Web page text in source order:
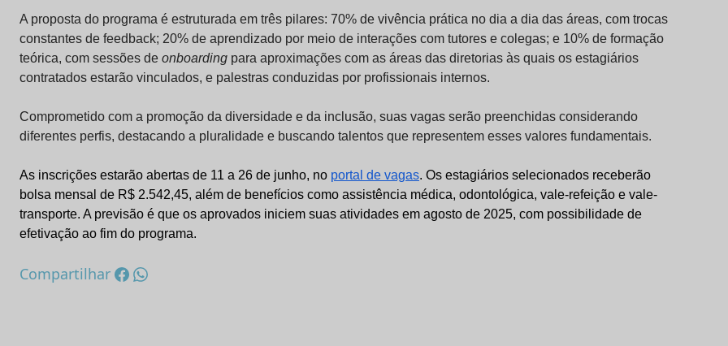
A proposta do programa é estruturada em três pilares: 70% de vivência prática no dia a dia das áreas, com trocas
constantes de feedback; 20% de aprendizado por meio de interações com tutores e colegas; e 10% de formação
teórica, com sessões de onboarding para aproximações com as áreas das diretorias às quais os estagiários
contratados estarão vinculados, e palestras conduzidas por profissionais internos.
Comprometido com a promoção da diversidade e da inclusão, suas vagas serão preenchidas considerando
diferentes perfis, destacando a pluralidade e buscando talentos que representem esses valores fundamentais.
As inscrições estarão abertas de 11 a 26 de junho, no portal de vagas. Os estagiários selecionados receberão
bolsa mensal de R$ 2.542,45, além de benefícios como assistência médica, odontológica, vale-refeição e vale-
transporte. A previsão é que os aprovados iniciem suas atividades em agosto de 2025, com possibilidade de
efetivação ao fim do programa.
Compartilhar